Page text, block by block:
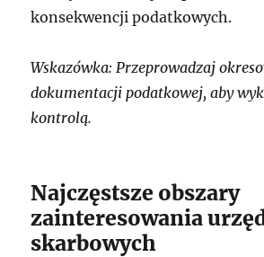
konsekwencji podatkowych.
Wskazówka: Przeprowadzaj
dokumentacji podatkowej, aby
kontrolą.
Najczęstsze obszary
zainteresowania
skarbowych